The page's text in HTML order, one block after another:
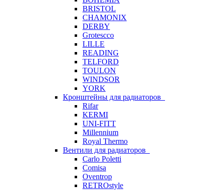
BRISTOL
CHAMONIX
DERBY
Grotescco
LILLE
READING
TELFORD
TOULON
WINDSOR
YORK
Кронштейны для радиаторов
Rifar
KERMI
UNI-FITT
Millennium
Royal Thermo
Вентили для радиаторов
Carlo Poletti
Comisa
Oventrop
RETROstyle